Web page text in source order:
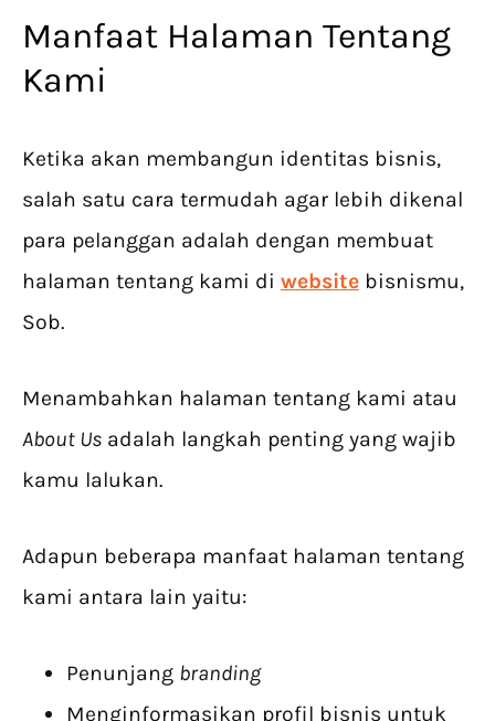
Manfaat Halaman Tentang
Kami
Ketika akan membangun identitas bisnis,
salah satu cara termudah agar lebih dikenal
para pelanggan adalah dengan membuat
halaman tentang kami di website bisnismu,
Sob.
Menambahkan halaman tentang kami atau
About Us adalah langkah penting yang wajib
kamu lalukan.
Adapun beberapa manfaat halaman tentang
kami antara lain yaitu:
Penunjang branding
Menginformasikan profil bisnis untuk